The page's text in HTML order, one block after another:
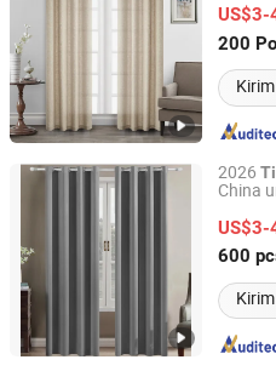
US$3-
200
2026
China
US$3-
600
NINGBO JHF TEXTILE CO.,
Zhejiang, China